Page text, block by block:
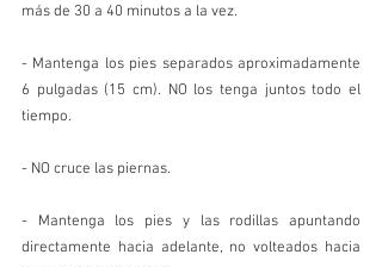
más de 30 a 40 minutos a la vez.
- Mantenga los pies separados aproximadamente
6 pulgadas (15 cm). NO los tenga juntos todo el
tiempo.
- NO cruce las piernas.
- Mantenga los pies y las rodillas apuntando
directamente hacia adelante, no volteados hacia